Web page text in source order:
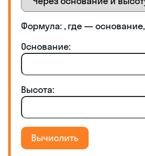
Формула: , где— основание,
Основание:
Высота:
Вычислить